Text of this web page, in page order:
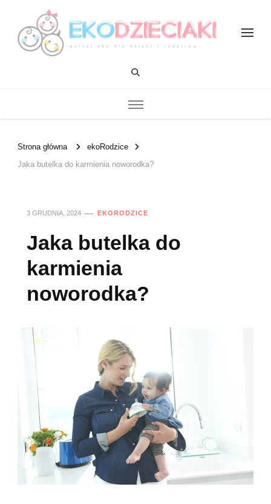
Strona główna
ekoRodzice
Jaka butelka do karmienia noworodka?
3 GRUDNIA, 2024 EKORODZICE
Jaka butelka do
karmienia
noworodka?